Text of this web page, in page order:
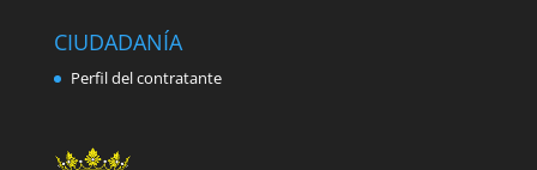
CIUDADANÍA
Perfil del contratante